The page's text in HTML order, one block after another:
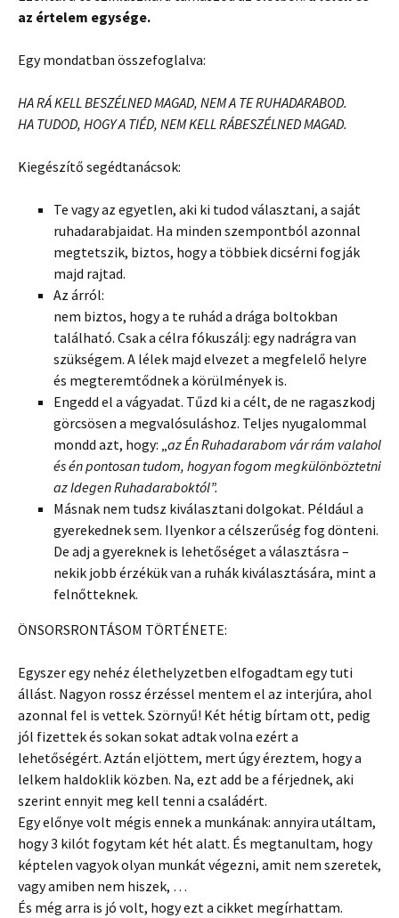
az értelem egysége.
Egy mondatban összefoglalva:
HA RÁ KELL BESZÉLNED MAGAD, NEM A TE RUHADARABOD.
HA TUDOD, HOGY A TIÉD, NEM KELL RÁBESZÉLNED MAGAD.
Kiegészítő segédtanácsok:
Te vagy az egyetlen, aki ki tudod választani, a saját
ruhadarabjaidat. Ha minden szempontból azonnal
megtetszik, biztos, hogy a többiek dicsérni fogják
majd rajtad.
Az árról:
nem biztos, hogy a te ruhád a drága boltokban
található. Csak a célra fókuszálj: egy nadrágra van
szükségem. A lélek majd elvezet a megfelelő helyre
és megteremtődnek a körülmények is.
Engedd el a vágyadat. Tűzd ki a célt, de ne ragaszkodj
görcsösen a megvalósuláshoz. Teljes nyugalommal
mondd azt, hogy: „az Én Ruhadarabom vár rám valahol
és én pontosan tudom, hogyan fogom megkülönböztetni
az Idegen Ruhadaraboktól”.
Másnak nem tudsz kiválasztani dolgokat. Például a
gyerekednek sem. Ilyenkor a célszerűség fog dönteni.
De adj a gyereknek is lehetőséget a választásra –
nekik jobb érzékük van a ruhák kiválasztására, mint a
felnőtteknek.
ÖNSORSRONTÁSOM TÖRTÉNETE:
Egyszer egy nehéz élethelyzetben elfogadtam egy tuti
állást. Nagyon rossz érzéssel mentem el az interjúra, ahol
azonnal fel is vettek. Szörnyű! Két hétig bírtam ott, pedig
jól fizettek és sokan sokat adtak volna ezért a
lehetőségért. Aztán eljöttem, mert úgy éreztem, hogy a
lelkem haldoklik közben. Na, ezt add be a férjednek, aki
szerint ennyit meg kell tenni a családért.
Egy előnye volt mégis ennek a munkának: annyira utáltam,
hogy 3 kilót fogytam két hét alatt. És megtanultam, hogy
képtelen vagyok olyan munkát végezni, amit nem szeretek,
vagy amiben nem hiszek, …
És még arra is jó volt, hogy ezt a cikket megírhattam.